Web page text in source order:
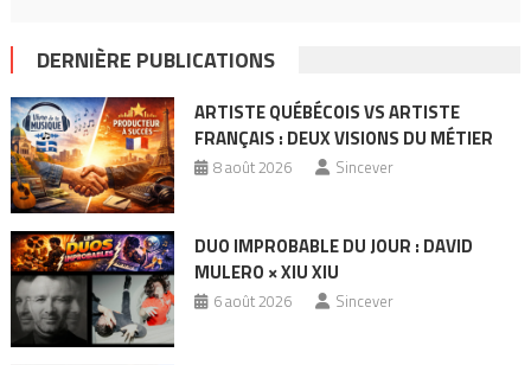
DERNIÈRE PUBLICATIONS
ARTISTE QUÉBÉCOIS VS ARTISTE
FRANÇAIS : DEUX VISIONS DU MÉTIER
8 août 2026 Sincever
DUO IMPROBABLE DU JOUR : DAVID
MULERO × XIU XIU
6 août 2026 Sincever